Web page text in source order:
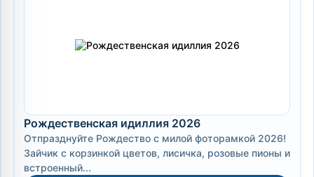
Рождественская идиллия 2026
Отпразднуйте Рождество с милой фоторамкой 2026!
Зайчик с корзинкой цветов, лисичка, розовые пионы и
встроенный...